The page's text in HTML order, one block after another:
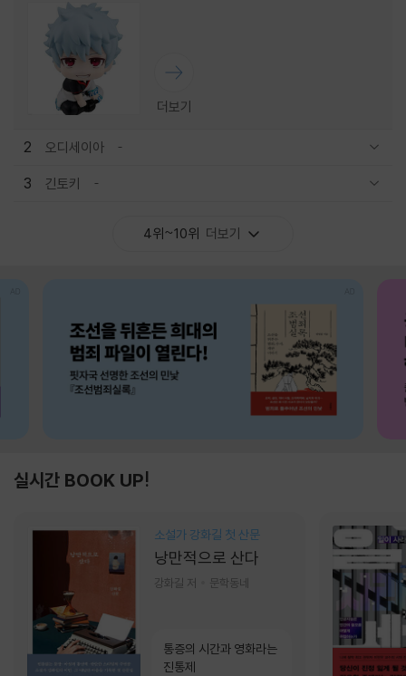
더보기
2 오디세이아
3 긴토키
4위~10위 더보기
실시간 BOOK UP!
소설가 강화길 첫 산문
낭만적으로 산다
강화길 저 문학동네
통증의 시간과 영화라는
진통제